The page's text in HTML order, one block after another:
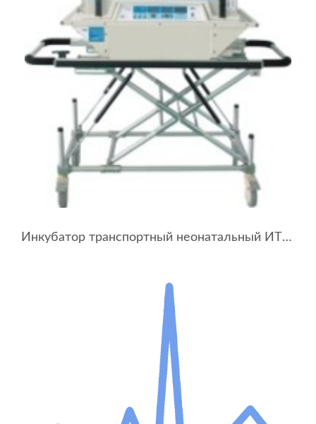
Инкубатор транспортный неонатальный ИТН-01-«УОМЗ» с монитором кислорода